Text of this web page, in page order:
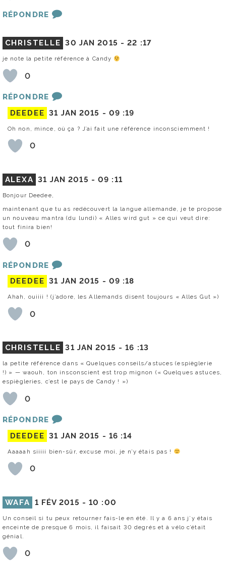
RÉPONDRE
CHRISTELLE 30 JAN 2015 -22 :17
je note la petite référence à Candy
0
RÉPONDRE
DEEDEE 31 JAN 2015 - 09 :19
Oh non, mince, où ça ? J’ai fait une référence inconsciemment !
0
ALEXA 31 JAN 2015 -09 :11
Bonjour Deedee,
maintenant que tu as redécouvert la langue allemande, je te propose
un nouveau mantra (du lundi) « Alles wird gut » ce qui veut dire:
tout finira bien!
0
RÉPONDRE
DEEDEE 31 JAN 2015 - 09 :18
Ahah, ouiiii ! (j’adore, les Allemands disent toujours « Alles Gut »)
0
CHRISTELLE 31 JAN 2015 -16 :13
la petite référence dans « Quelques conseils/astuces (espièglerie
!) » — waouh, ton insconscient est trop mignon (« Quelques astuces,
espiègleries, c’est le pays de Candy ! »)
0
RÉPONDRE
DEEDEE 31 JAN 2015 - 16 :14
Aaaaah siiiii bien-sûr, excuse moi, je n’y étais pas !
0
WAFA 1 FÉV 2015 -10 :00
Un conseil si tu peux retourner fais-le en été. Il y a 6 ans j’y étais
enceinte de presque 6 mois, il faisait 30 degrés et à vélo c’était
génial.
0